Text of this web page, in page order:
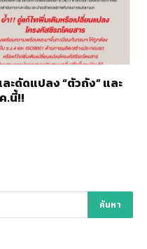
ะดัดแปลง “ตัวถัง” และ
.นี้!!